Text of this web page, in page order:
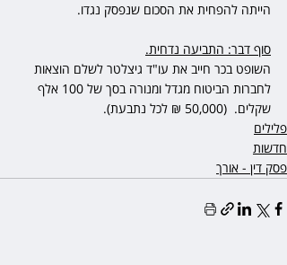
הייתה להפחית את הסכום שנפסק נגדו.
סוף דבר: התביעה נדחית.
השופט בכר חייב את עו"ד גיצלטר לשלם הוצאות
לחברות הביטוח מגדל ומנורה בסך של 100 אלף
שקלים.  (50,000 ₪ לכל נתבעת).
פלילים
חדשות
פסק דין - אורך